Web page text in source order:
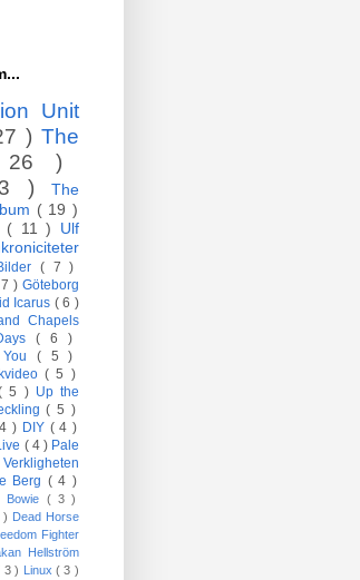
Unit
)The
)
)
The
( 19 )
( 11 ) Ulf
( 7 )
) Göteborg
Icarus ( 6 )
Chapels
( 6 )
You( 5 )
( 5 )
5 ) Up the
( 5 )
) DIY ( 4 )
( 4 ) Pale
Berg ( 4 )
Bowie ( 3 )
) Dead Horse
Fighter
Hellström
3 ) Linux ( 3 )